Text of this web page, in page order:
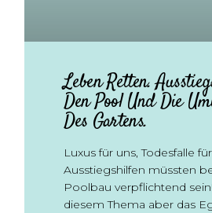
Leben Retten.
Den Pool Und Die
Des Gartens.
Luxus für uns, Todesfalle
Ausstiegshilfen müssten
Poolbau verpflichtend
diesem Thema aber das